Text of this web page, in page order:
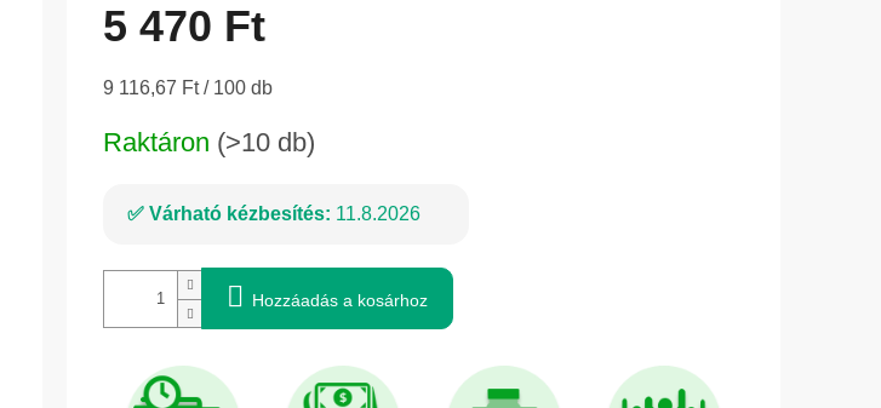
5 470 Ft
Egységár:
9 116,67 Ft / 100 db
Raktáron (>10 db)
Várható kézbesítés: 11.8.2026
Hozzáadás a kosárhoz